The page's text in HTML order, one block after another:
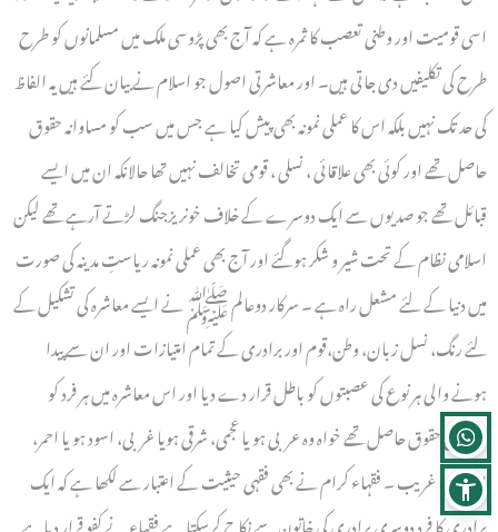
اسی قومیت اور وطنی تعصب کا ثمرہ ہے کہ آج بھی پڑوسی ملک میں مسلمانوں کو طرح
طرح کی تکلیفیں دی جاتی ہیں۔ اور معاشرتی اصول جو اسلام نے بیان کئے ہیں یہ الفاظ
کی حد تک نہیں بلکہ اس کا عملی نمونہ بھی پیش کیا ہے جس میں سب کو مساوانہ حقوق
حاصل تھے اور کوئی بھی علاقائی ، نسلی ، قومی تخالف نہیں تھا حالانکہ ان میں ایسے
قبائل تھے جو صدیوں سے ایک دوسرے کے خلاف خونریزجنگ لڑتے آرہے تھے لیکن
اسلامی نظام کے تحت شیر و شکر ہوگئے اور آج بھی عملی نمونہ ریاستِ مدینہ کی صورت
میں دنیا کے لئے مشعل راہ ہے ۔ سرکار دوعالم ﷺ نے ایسے معاشرہ کی تشکیل کے
لئے رنگ، نسل زبان، وطن،قوم اور برادری کے تمام امتیازات اور ان سے پیدا
ہونے والی ہر نوع کی عصبتوں کو باطل قرار دے دیا اور اس معاشرہ میں ہر فرد کو
مساوی حقوق حاصل تھے خواہ وہ عربی ہو یا عجمی، شرقی ہویا غربی، اسود ہو یا احمر،
امیر ہو یا غریب ۔ فقہاء کرام نے بھی فقہی حیثیت کے اعتبار سے لکھا ہے کہ ایک
برادری کا فرد دوسری برادری کی خاتون سے نکاح کرسکتا ہے فقہاء نے کفو قرار دیاہے